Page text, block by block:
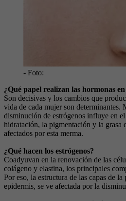
- Foto:
¿Qué papel realizan las hormonas
Son decisivas y los cambios que
vida de cada mujer son determinantes.
disminución de estrógenos influye en
hidratación, la pigmentación y la grasa
afectados por esta merma.
¿Qué hacen los estrógenos?
Coadyuvan en la renovación de las
colágeno y elastina, los principales
Por eso, la estructura de las capas de
epidermis, se ve afectada por la